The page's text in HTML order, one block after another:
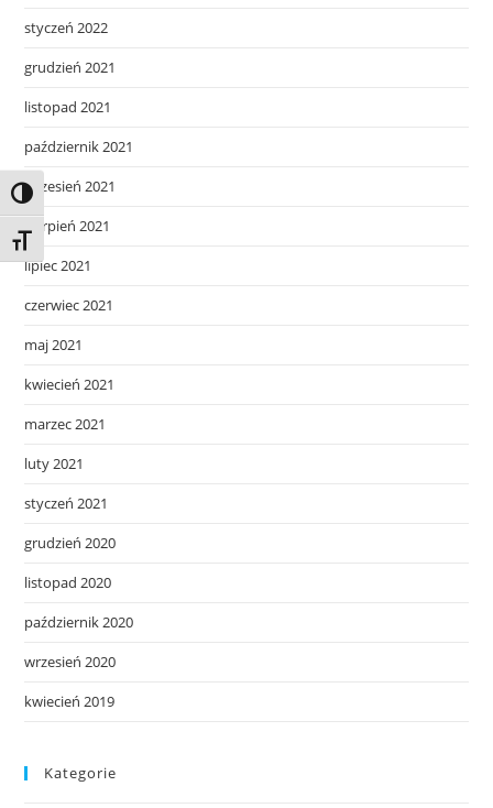
Toggle High Contrast
Toggle Font size
styczeń 2022
grudzień 2021
listopad 2021
październik 2021
wrzesień 2021
sierpień 2021
lipiec 2021
czerwiec 2021
maj 2021
kwiecień 2021
marzec 2021
luty 2021
styczeń 2021
grudzień 2020
listopad 2020
październik 2020
wrzesień 2020
kwiecień 2019
Kategorie